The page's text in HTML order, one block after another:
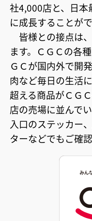
社4,000店と、日本
に成長することが
皆様との接点は
ます。ＣＧＣの各
ＧＣが国内外で開
肉など毎日の生活
超える商品がＣＧ
店の売場に並んで
入口のステッカー
ターなどでもご確